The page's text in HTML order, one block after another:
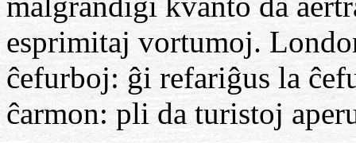
esprimitaj vortumoj.
ĉefurboj: ĝi refariĝus la
ĉarmon: pli da turistoj